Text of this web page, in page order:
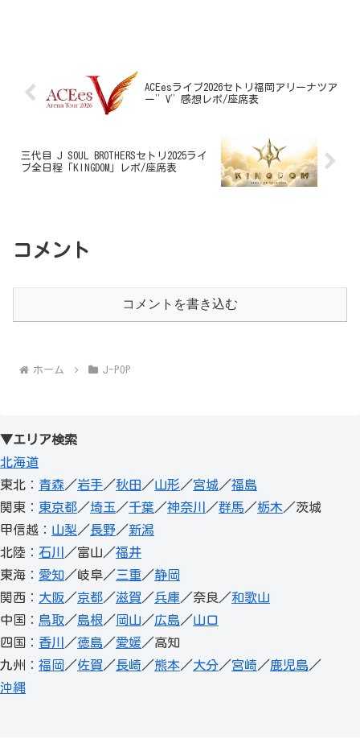
ACEesライブ2026セトリ福岡アリーナツア
ー”V”感想レポ/座席表
三代目 J SOUL BROTHERSセトリ2025ライ
ブ全日程「KINGDOM」レポ/座席表
コメント
コメントを書き込む
ホーム J-POP
▼エリア検索
北海道
東北： 青森／岩手／秋田／山形／宮城／福島
関東： 東京都／埼玉／千葉／神奈川 ／群馬／栃木／茨城
甲信越： 山梨／長野／新潟
北陸： 石川 ／富山／福井
東海： 愛知／岐阜／三重／静岡
関西： 大阪／京都／滋賀／兵庫／奈良／和歌山
中国： 鳥取／島根／ 岡山／広島／山口
四国： 香川 ／徳島／愛媛／高知
九州： 福岡 ／佐賀／長崎／熊本／大分／宮崎／鹿児島／
沖縄